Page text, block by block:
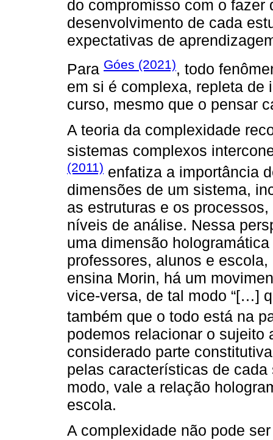
do compromisso com o fazer
desenvolvimento de cada
expectativas de
Para Góes (2021), todo
em si é complexa, repleta de
curso, mesmo que o pensar
A teoria da complexidade
sistemas complexos
(2011) enfatiza a importância
dimensões de um sistema,
as estruturas e os
níveis de análise. Nessa
uma dimensão
professores, alunos e
ensina Morin, há um
vice-versa, de tal modo “[…]
também que o todo está na
podemos relacionar o sujeito
considerado parte
pelas características de
modo, vale a relação
escola.
A complexidade não pode